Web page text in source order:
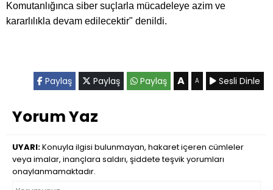
Komutanlığınca siber suçlarla mücadeleye azim ve
kararlılıkla devam edilecektir" denildi.
Paylaş Paylaş Paylaş A A Sesli Dinle
Yorum Yaz
UYARI:Konuyla ilgisi bulunmayan, hakaret içeren cümleler
veya imalar, inançlara saldırı, şiddete teşvik yorumları
onaylanmamaktadır.